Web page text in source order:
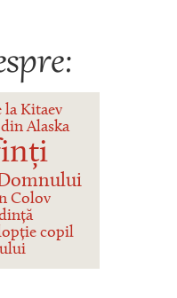
la Kitaev
Alaska
Colov
copil